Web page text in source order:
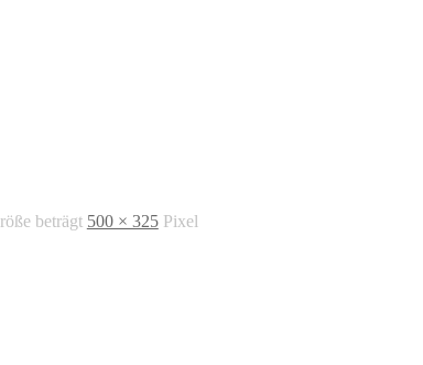
beträgt 500 × 325Pixel